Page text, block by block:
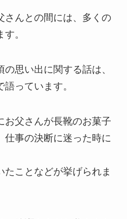
さんとの間には、多くの
。
思い出に関する話は、
っています。
お父さんが長靴のお菓子
仕事の決断に迷った時に
たことなどが挙げられま